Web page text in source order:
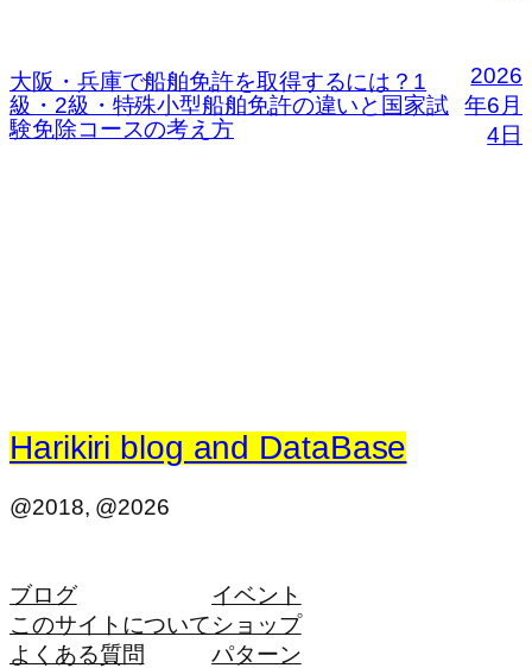
大阪・兵庫で船舶免許を取得するには？1
級・2級・特殊小型船舶免許の違いと国家試
験免除コースの考え方
2026
年6月
4日
Harikiri blog and DataBase
@2018, @2026
ブログ
このサイトについて
よくある質問
イベント
ショップ
パターン